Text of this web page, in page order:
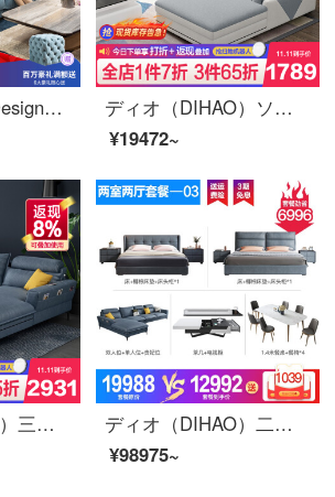
創意さん（Mr Design新古典後、現代の真皮のソファーと砂の皮のソファーと軽奢な港式三四人の大型別荘のリビングルームの家具【写真の色】四人位【3000*1100*700 H】
ディオ（DIHAO）ソファ布芸ソファーリビングセット家具現代簡単に取り外すことができます。
¥19472~
ディオ（DIHAO）三防科技布ソファー全実木北欧ゴム布芸ソファー小戸型は現代簡単で、貴妃ソファ家具セット三人位＋足＋茶几【綿麻布】フラッグラテックス版のシートカバーを取り外すことができます。
ディオ（DIHAO）二室の家具セットセットセット全室セットベッドルームのリビングセット家具真皮ベッドの布芸ベッドソファー茶何テレビのテーブルと椅子のセット二つの部屋の二室の食事の三色サイズはカスタマーサービスの備考に連絡します。
¥98975~